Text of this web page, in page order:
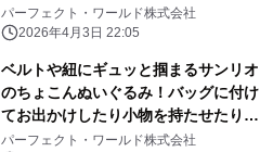
いピンク色に心和む
パーフェクト・ワールド株式会社
2026年4月3日 22:05
ベルトや紐にギュッと掴まるサンリオ
のちょこんぬいぐるみ！バッグに付け
てお出かけしたり小物を持たせたりと
自由に楽しめる！
パーフェクト・ワールド株式会社